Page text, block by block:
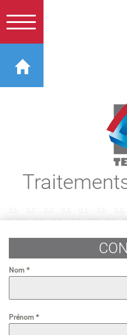
Nom *
Prénom *